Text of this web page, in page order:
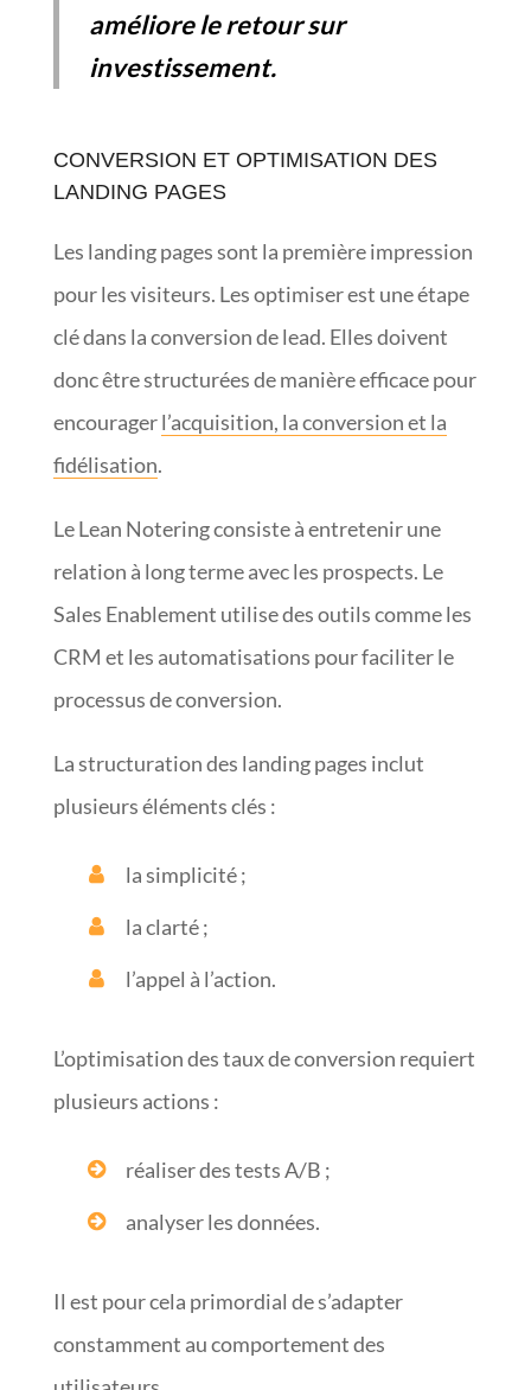
améliore le retour sur
investissement.
CONVERSION ET OPTIMISATION DES
LANDING PAGES
Les landing pages sont la première impression
pour les visiteurs. Les optimiser est une étape
clé dans la conversion de lead. Elles doivent
donc être structurées de manière efficace pour
encouragerl’acquisition, la conversion et la
fidélisation.
Le Lean Notering consiste à entretenir une
relation à long terme avec les prospects. Le
Sales Enablement utilise des outils comme les
CRM et les automatisations pour faciliter le
processus de conversion.
La structuration des landing pages inclut
plusieurs éléments clés :
la simplicité ;
la clarté ;
l’appel à l’action.
L’optimisation des taux de conversion requiert
plusieurs actions :
réaliser des tests A/B ;
analyser les données.
Il est pour cela primordial de s’adapter
constamment au comportement des